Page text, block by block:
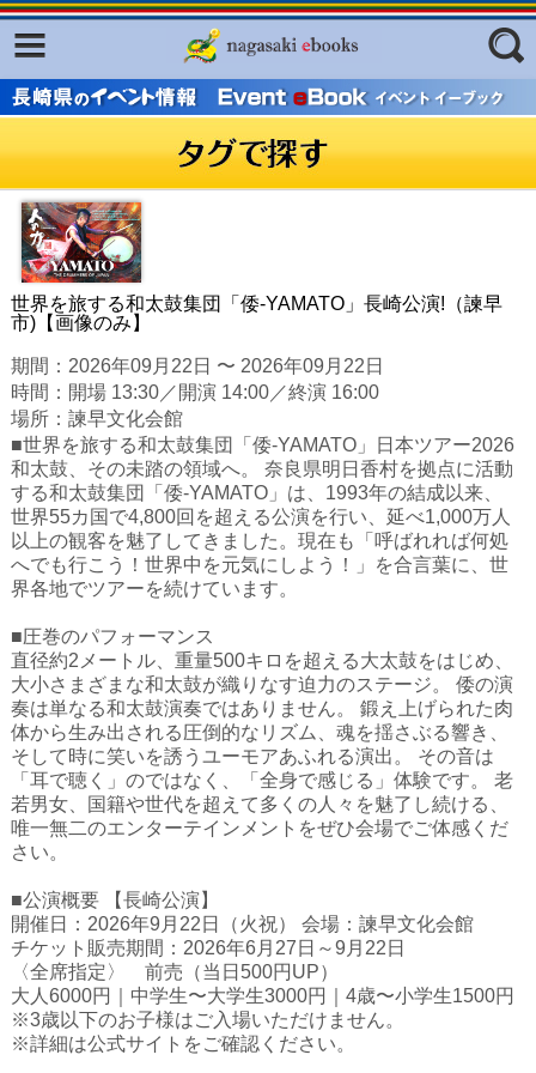
フリーワード
世界を旅する和太鼓集団「倭-YAMATO」長崎公演!（諫早
市)【画像のみ】
期間：2026年09月22日 〜 2026年09月22日
時間：開場 13:30／開演 14:00／終演 16:00
場所：諫早文化会館
■世界を旅する和太鼓集団「倭-YAMATO」日本ツアー2026
和太鼓、その未踏の領域へ。 奈良県明日香村を拠点に活動
する和太鼓集団「倭-YAMATO」は、1993年の結成以来、
世界55カ国で4,800回を超える公演を行い、延べ1,000万人
以上の観客を魅了してきました。現在も「呼ばれれば何処
へでも行こう！世界中を元気にしよう！」を合言葉に、世
界各地でツアーを続けています。
■圧巻のパフォーマンス
直径約2メートル、重量500キロを超える大太鼓をはじめ、
大小さまざまな和太鼓が織りなす迫力のステージ。 倭の演
奏は単なる和太鼓演奏ではありません。 鍛え上げられた肉
体から生み出される圧倒的なリズム、魂を揺さぶる響き、
そして時に笑いを誘うユーモアあふれる演出。 その音は
「耳で聴く」のではなく、「全身で感じる」体験です。 老
若男女、国籍や世代を超えて多くの人々を魅了し続ける、
唯一無二のエンターテインメントをぜひ会場でご体感くだ
さい。
■公演概要 【長崎公演】
開催日：2026年9月22日（火祝） 会場：諫早文化会館
チケット販売期間：2026年6月27日～9月22日
〈全席指定〉 前売（当日500円UP）
大人6000円｜中学生〜大学生3000円｜4歳〜小学生1500円
※3歳以下のお子様はご入場いただけません。
※詳細は公式サイトをご確認ください。
Facebook
ふくいろキラリプロジェクト
東京観光デジタルパンフレットギャ
ラリー（TOKYO Brochures）
復興応援企画
はじめてご利用される方へ
コンテンツ
広報誌ナビ
明治日本の産業革命遺産
長崎と天草地方の潜伏キリシタン
関連遺産
大学・専門学校ナビ
ハイスクールナビ
小・中学校ナビ
いきebooks
ながよebooks
ごとうebooks
おおむらebooks
みなみしまばらebooks
はさみebooks
ながさき市ebooks
さいかいイーブックス
長崎MICE観光マップ